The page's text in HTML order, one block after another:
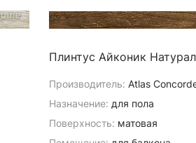
Плинтус Айконик
Производитель: Atlas
Назначение: для пола
Поверхность: матовая